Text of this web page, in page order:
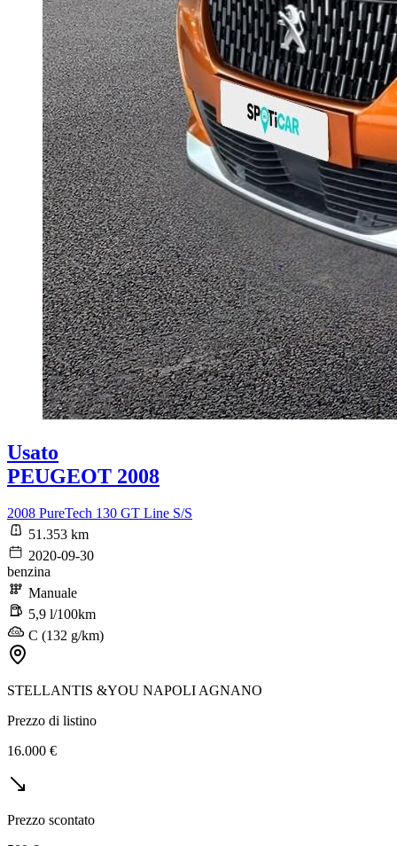
Usato
PEUGEOT 2008
2008 PureTech 130 GT Line S/S
51.353 km
2020-09-30
benzina
Manuale
5,9 l/100km
C (132 g/km)
STELLANTIS &YOU NAPOLI AGNANO
Prezzo di listino
16.000 €
Prezzo scontato